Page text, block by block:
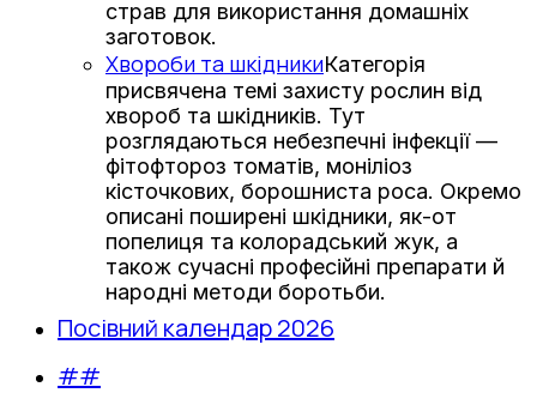
страв для використання домашніх
заготовок.
Хвороби та шкідникиКатегорія
присвячена темі захисту рослин від
хвороб та шкідників. Тут
розглядаються небезпечні інфекції —
фітофтороз томатів, моніліоз
кісточкових, борошниста роса. Окремо
описані поширені шкідники, як-от
попелиця та колорадський жук, а
також сучасні професійні препарати й
народні методи боротьби.
Посівний календар 2026
##